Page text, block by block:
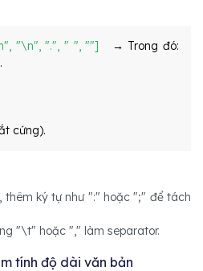
"\n", ".", " ", ""]
→ Trong đó:
cứng).
thêm ký tự như ":" hoặc ";" để tách
"\t" hoặc "," làm separator.
tính độ dài văn bản